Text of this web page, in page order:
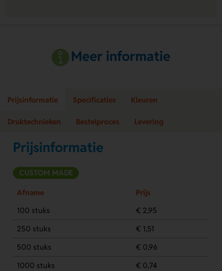
Meer informatie
Prijsinformatie Specificaties Kleuren
Druktechnieken Bestelproces Levering
Prijsinformatie
CUSTOM MADE
Afname
Prijs
100 stuks
€ 2,95
250 stuks
€ 1,51
500 stuks
€ 0,96
1000 stuks
€ 0,74